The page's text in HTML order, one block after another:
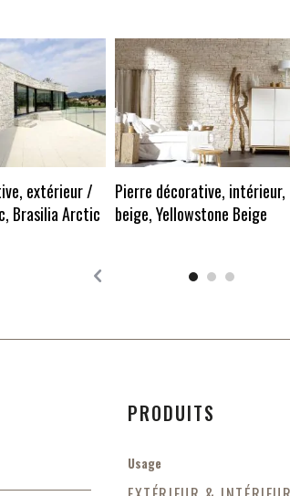
extérieur /
Brasilia Arctic
Pierre décorative, intérieur,
beige, Yellowstone Beige
PRODUITS
Usage